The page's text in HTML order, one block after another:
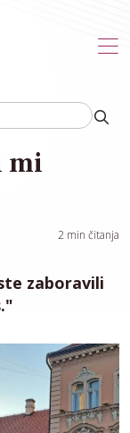
mi
2 min čitanja
zaboravili